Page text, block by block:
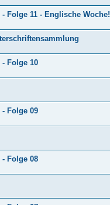
Folge 11 - Englische Woche!
Folge 10
Folge 09
Folge 08